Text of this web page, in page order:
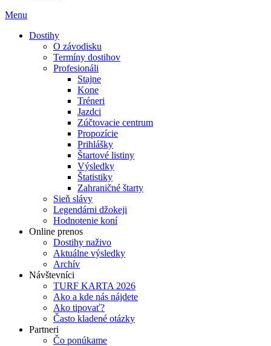
Menu
Dostihy
O závodisku
Termíny dostihov
Profesionáli
Stajne
Kone
Tréneri
Jazdci
Zúčtovacie centrum
Propozície
Prihlášky
Štartové listiny
Výsledky
Štatistiky
Zahraničné štarty
Sieň slávy
Legendárni džokeji
Hodnotenie koní
Online prenos
Dostihy naživo
Aktuálne výsledky
Archív
Návštevníci
TURF KARTA 2026
Ako a kde nás nájdete
Ako tipovať?
Často kladené otázky
Partneri
Čo ponúkame